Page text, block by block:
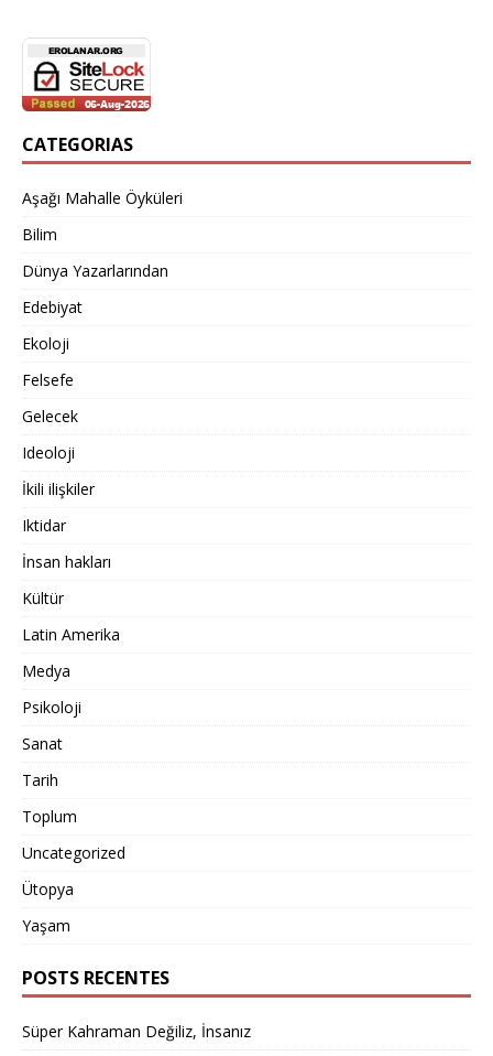
CATEGORIAS
Aşağı Mahalle Öyküleri
Bilim
Dünya Yazarlarından
Edebiyat
Ekoloji
Felsefe
Gelecek
Ideoloji
İkili ilişkiler
Iktidar
İnsan hakları
Kültür
Latin Amerika
Medya
Psikoloji
Sanat
Tarih
Toplum
Uncategorized
Ütopya
Yaşam
POSTS RECENTES
Süper Kahraman Değiliz, İnsanız